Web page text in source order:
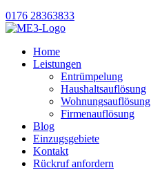
0176 28363833
Home
Leistungen
Entrümpelung
Haushaltsauflösung
Wohnungsauflösung
Firmenauflösung
Blog
Einzugsgebiete
Kontakt
Rückruf anfordern